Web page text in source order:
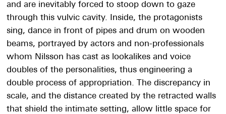
and are inevitably forced to stoop down to gaze
through this vulvic cavity. Inside, the protagonists
sing, dance in front of pipes and drum on wooden
beams, portrayed by actors and non-professionals
whom Nilsson has cast as lookalikes and voice
doubles of the personalities, thus engineering a
double process of appropriation. The discrepancy in
scale, and the distance created by the retracted walls
that shield the intimate setting, allow little space for